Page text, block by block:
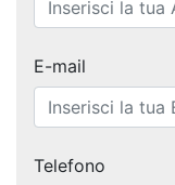
E-mail
Telefono